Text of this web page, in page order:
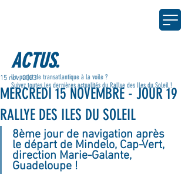
ACTUS.
MERCREDI 15 NOVEMBRE - JOUR 19
RALLYE DES ILES DU SOLEIL
15 nov. 2023
8ème jour de navigation après
le départ de Mindelo, Cap-Vert,
direction Marie-Galante,
Guadeloupe !
Un projet de transatlantique à la voile ?
Suivez toutes les dernières actualités du Rallye des Iles du Soleil !